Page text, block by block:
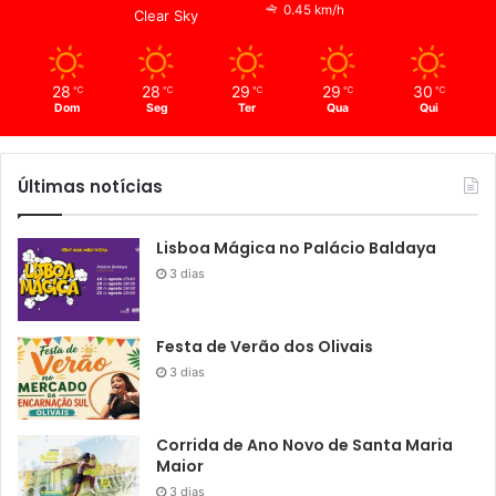
Clear Sky 0.45 km/h
28 ℃
Dom
28 ℃
Seg
29 ℃
Ter
29 ℃
Qua
30 ℃
Qui
Últimas notícias
Lisboa Mágica no Palácio Baldaya
3 dias
Festa de Verão dos Olivais
3 dias
Corrida de Ano Novo de Santa Maria
Maior
3 dias